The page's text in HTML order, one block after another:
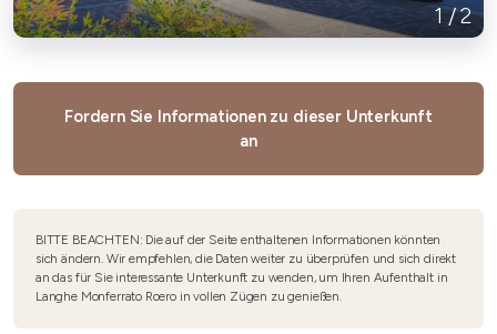
1/2
Fordern Sie Informationen zu dieser Unterkunft
an
BITTE BEACHTEN: Die auf der Seite enthaltenen Informationen könnten
sich ändern. Wir empfehlen, die Daten weiter zu überprüfen und sich direkt
an das für Sie interessante Unterkunft zu wenden, um Ihren Aufenthalt in
Langhe Monferrato Roero in vollen Zügen zu genießen.